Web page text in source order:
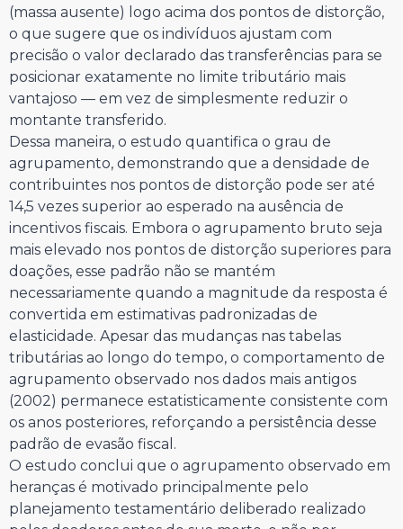
(massa ausente) logo acima dos pontos de distorção,
o que sugere que os indivíduos ajustam com
precisão o valor declarado das transferências para se
posicionar exatamente no limite tributário mais
vantajoso — em vez de simplesmente reduzir o
montante transferido.
Dessa maneira, o estudo quantifica o grau de
agrupamento, demonstrando que a densidade de
contribuintes nos pontos de distorção pode ser até
14,5 vezes superior ao esperado na ausência de
incentivos fiscais. Embora o agrupamento bruto seja
mais elevado nos pontos de distorção superiores para
doações, esse padrão não se mantém
necessariamente quando a magnitude da resposta é
convertida em estimativas padronizadas de
elasticidade. Apesar das mudanças nas tabelas
tributárias ao longo do tempo, o comportamento de
agrupamento observado nos dados mais antigos
(2002) permanece estatisticamente consistente com
os anos posteriores, reforçando a persistência desse
padrão de evasão fiscal.
O estudo conclui que o agrupamento observado em
heranças é motivado principalmente pelo
planejamento testamentário deliberado realizado